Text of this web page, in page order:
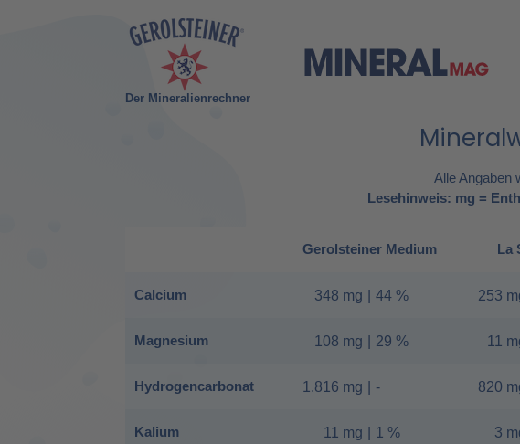
Der Mineralienrechner
Alle Angaben
Lesehinweis: mg =
Calcium
Magnesium
Hydrogencarbonat
Kalium
Gerolsteiner Medium
348 mg 44 %
108 mg 29 %
1.816 mg -
11 mg 1 %
La
253
11
820
3